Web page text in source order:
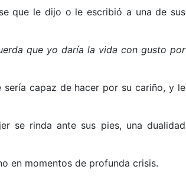
que le dijo o le escribió a una de sus
que yo daría la vida con gusto por
capaz de hacer por su cariño, y le
se rinda ante sus pies, una dualidad
en momentos de profunda crisis.